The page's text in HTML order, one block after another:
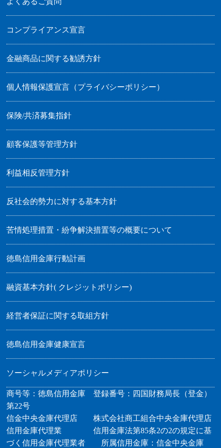
ＡＴＭ廃止のお知らせ（大麻出張所）
2023/11/30
2023/09/26
2023/08/29
「J－Coin Pay」との口座連携開始について
「出資配当金についてのご案内」について
2023/06/13
「Pay Pay」との口座連携開始について
インターネットバンキングをご利用のお客さまへ「ペ
イジーによる払込みサービスの一部停止」について
2023/06/01
お客さま本位の業務運営に関する取組方針について
2023/03/10
【重要なお知らせ】サポート詐欺にご注意ください
2023/03/01
「学資保険」「終身保険」商品の取扱いを開始しまし
た
2023/02/15
コンプライアンス宣言
金融商品に関する勧誘方針
個人情報保護宣言（プライバシーポリシー）
保険/共済募集指針
顧客保護等管理方針
利益相反管理方針
反社会的勢力に対する基本方針
苦情処理措置・紛争解決措置等の概要について
徳島信用金庫行動計画
融資基本方針( クレジットポリシー)
経営者保証に関する取組方針
徳島信用金庫健康宣言
ソーシャルメディアポリシー
商号等：徳島信用金庫 登録番号：四国財務局長（登金）
第22号
信金中央金庫代理店 株式会社商工組合中央金庫代理店
信用金庫代理業 信用金庫法第85条2の2の規定に基
づく信用金庫代理業者 所属信用金庫：信金中央金庫